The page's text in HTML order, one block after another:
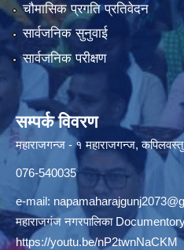
चौमासिक प्रगति प्रतिवेदन
सार्वजनिक सुनुवाई
सार्वजनिक परीक्षण
सम्पर्क विवरण
महाराजगन्ज - १ महाराजगन्ज, कपिलवस्तु
076-540035
e-mail:
महाराजगंज नगरपालिका
https://youtu.be/nP2twnNaCKM